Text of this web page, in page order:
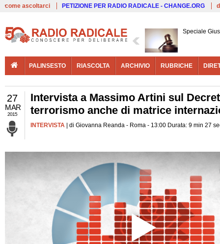
come ascoltarci PETIZIONE PER RADIO RADICALE - CHANGE.ORG
Speciale
PALINSESTO RIASCOLTA ARCHIVIO RUBRICHE
27
MAR
2015
Intervista a Massimo Artini sul
terrorismo anche di matrice
INTERVISTA | di Giovanna Reanda - Roma - 13:00 Durata: 9 min 27